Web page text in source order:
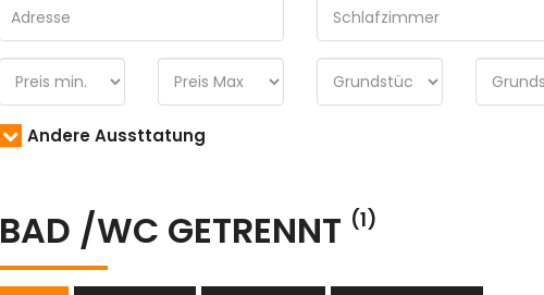
Andere Aussttatung
BAD /WC GETRENNT (1)